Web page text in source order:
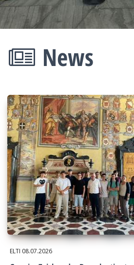
News
ELTI 08.07.2026